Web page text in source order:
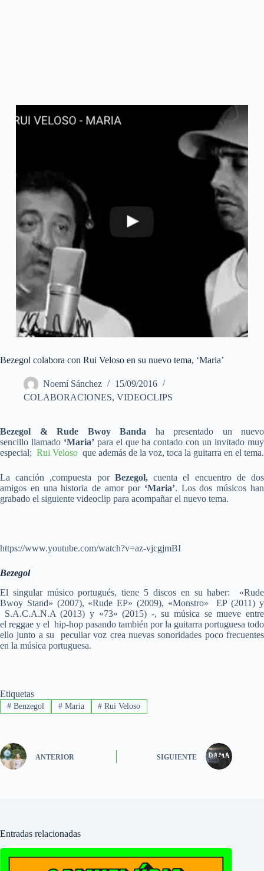
Bezegol colabora con Rui Veloso en su nuevo tema, ‘Maria’
Noemí Sánchez
15/09/2016
COLABORACIONES, VIDEOCLIPS
Bezegol & Rude Bwoy Banda ha presentado un nuevo
sencillo llamado‘Maria’para el que ha contado con un invitado muy
especial; Rui Veloso que además de la voz, toca la guitarra en el tema.
La canción ,compuesta por Bezegol,cuenta el encuentro de dos
amigos en una historia de amor por‘Maria’. Los dos músicos han
grabado el siguiente videoclip para acompañar el nuevo tema.
https://www.youtube.com/watch?v=az-vjcgjmBI
Bezegol
El singular músico portugués, tiene 5 discos en su haber: «Rude
Bwoy Stand» (2007), «Rude EP» (2009), «Monstro» EP (2011) y
S.A.C.A.N.A (2013) y «73» (2015) -, su música se mueve entre
el reggae y el hip-hop pasando también por la guitarra portuguesa todo
ello junto a su peculiar voz crea nuevas sonoridades poco frecuentes
en la música portuguesa.
Etiquetas
#Benzegol #Maria # Rui Veloso
ANTERIOR SIGUIENTE
Entradas relacionadas